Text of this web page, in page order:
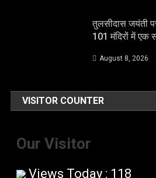
तुलसीदास जयंती
101 मंदिरों में एक
August 8, 2026
VISITOR COUNTER
Our Visitor
Views Today : 118